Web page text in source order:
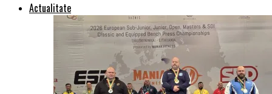
Actualitate